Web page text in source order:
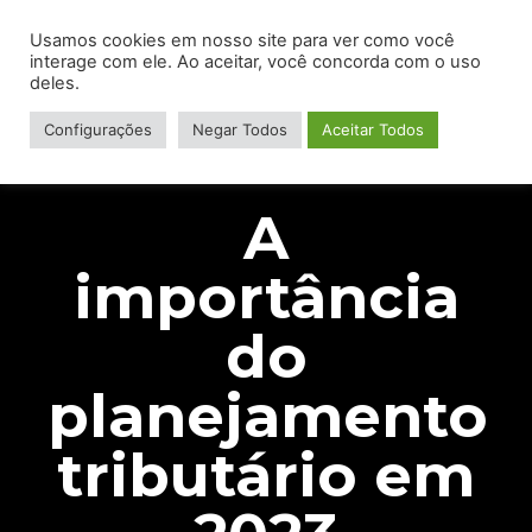
A
importância
do
planejamento
tributário em
Usamos cookies em nosso site para ver como você
interage com ele. Ao aceitar, você concorda com o uso
deles.
Configurações Negar Todos Aceitar Todos